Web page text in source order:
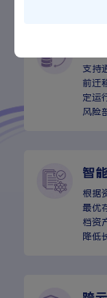
无
支持
前迁
定运
风险
智
根据
最优
档资
降低